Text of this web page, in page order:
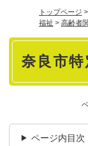
トップページ >
福祉 > 高齢者
本
奈良市
ページ内目次